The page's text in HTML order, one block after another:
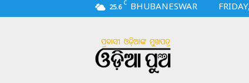
25.6 C BHUBANESWAR
i
a